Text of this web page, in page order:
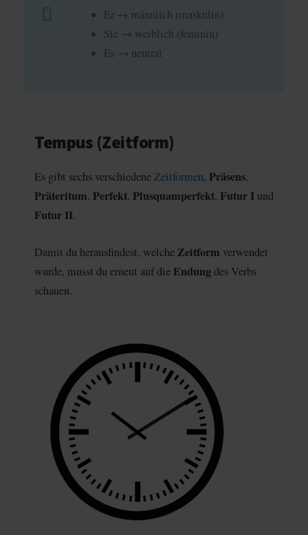
Er → männlich (maskulin)
Sie → weiblich (feminin)
Es → neutral
Tempus (Zeitform)
Es gibt sechs verschiedeneZeitformen, Präsens,
Präteritum, Perfekt, Plusquamperfekt, Futur I und
Futur II.
Damit du herausfindest, welche Zeitform verwendet
wurde, musst du erneut auf die Endungdes Verbs
schauen.